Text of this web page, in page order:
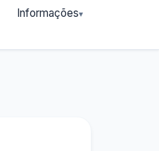
Informações